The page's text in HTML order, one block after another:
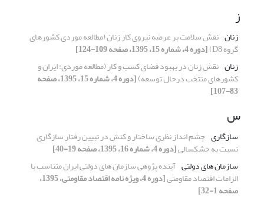
ز
زنان نقش سلامت بر عرضه نیروی کار زنان (مطالعه موردی کشورهای
گروه D8)
[دوره 4، شماره 15، 1395، صفحه 109-124]
زنان نقش زنان در بهبود فضای کسب و کار (مطالعه موردی: ایران و
کشورهای منتخب درحال توسعه) [دوره 4، شماره 15، 1395، صفحه
83-107]
س
سازگاری چشم انداز نظری ساختار و کنش در تبیین رفتار سازگاری
نسبت به خشکسالی[دوره 4، شماره 16، 1395، صفحه 19-40]
سازمان های دولتی آینده پژوهی سازمان های دولتی ایران متناسب با
الزامات اقتصاد مقاومتی [دوره 4، ویژه نامه اقتصاد مقاومتی، 1395،
صفحه 1-32]